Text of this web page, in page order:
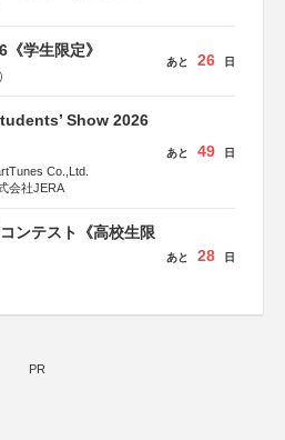
学生限定》
あと 26 日
Show 2026
Co.,Ltd.
会社JERA
あと 49 日
ンテスト《高校生限
あと 28 日
PR